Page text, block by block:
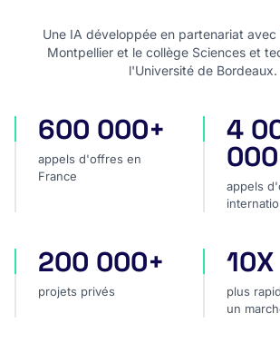
Une IA développée en partenariat
Montpellier et le collège Sciences et
l'Université de Bordeaux.
appels d'offres en France
600 000+
appels d'offres en
France
appels
4
appels
projets privés
200 000+
projets privés
plus
10X
plus
un